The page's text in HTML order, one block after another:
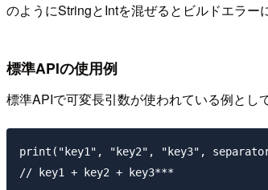
のようにStringとIntを混ぜるとビルドエラー
標準APIの使用例
標準APIで可変長引数が使われている例とし
print("key1", "key2", "key3",